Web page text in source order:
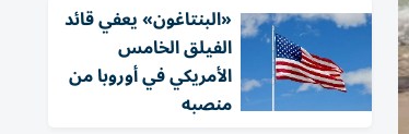
«البنتاغون» يعفي قائد
الفيلق الخامس
الأمريكي في أوروبا من
منصبه